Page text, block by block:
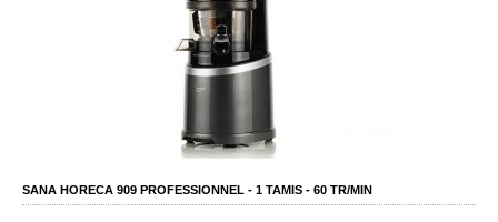
SANA HORECA 909 PROFESSIONNEL - 1 TAMIS - 60 TR/MIN